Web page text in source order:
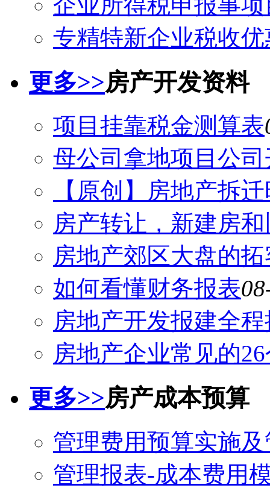
专精特新企业税收
更多>>房产开发资料
项目挂靠税金测算表
母公司拿地项目公
【原创】房地产拆
房产转让，新建房
房地产郊区大盘的
如何看懂财务报表
房地产开发报建全
房地产企业常见的
更多>>房产成本预算
管理费用预算实施
管理报表-成本费用